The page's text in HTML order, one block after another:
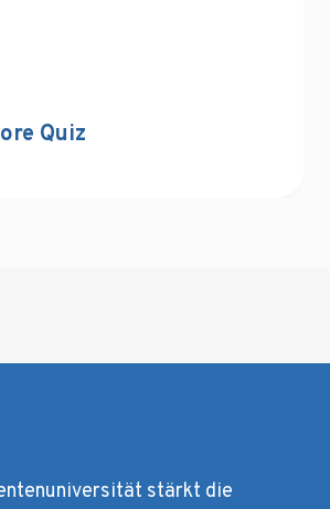
Quiz
stärkt die